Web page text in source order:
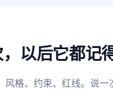
以后它都记
格、约束、红线。说一